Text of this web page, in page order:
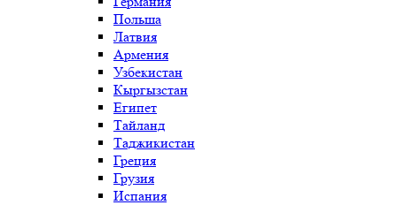
Польша
Латвия
Армения
Узбекистан
Кыргызстан
Египет
Тайланд
Таджикистан
Греция
Грузия
Испания